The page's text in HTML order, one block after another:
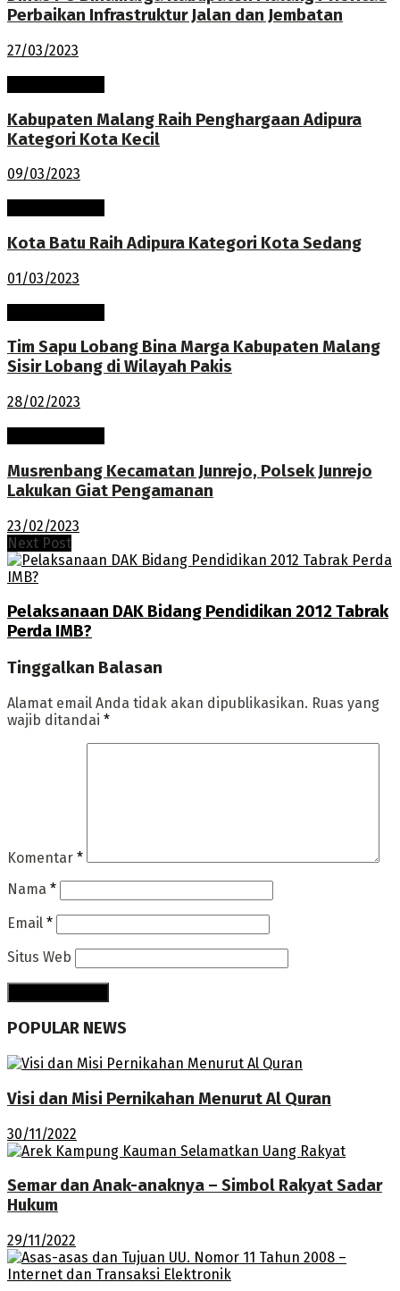
Perbaikan Infrastruktur Jalan dan Jembatan
27/03/2023
Kabupaten Malang Raih Penghargaan Adipura
Kategori Kota Kecil
09/03/2023
Kota Batu Raih Adipura Kategori Kota Sedang
01/03/2023
Tim Sapu Lobang Bina Marga Kabupaten Malang
Sisir Lobang di Wilayah Pakis
28/02/2023
Musrenbang Kecamatan Junrejo, Polsek Junrejo
Lakukan Giat Pengamanan
23/02/2023
Next Post
Pelaksanaan DAK Bidang Pendidikan 2012 Tabrak
Perda IMB?
Tinggalkan Balasan
Alamat email Anda tidak akan dipublikasikan. Ruas yang
wajib ditandai *
Komentar *
Nama *
Email *
Situs Web
POPULAR NEWS
Visi dan Misi Pernikahan Menurut Al Quran
30/11/2022
Semar dan Anak-anaknya – Simbol Rakyat Sadar
Hukum
29/11/2022